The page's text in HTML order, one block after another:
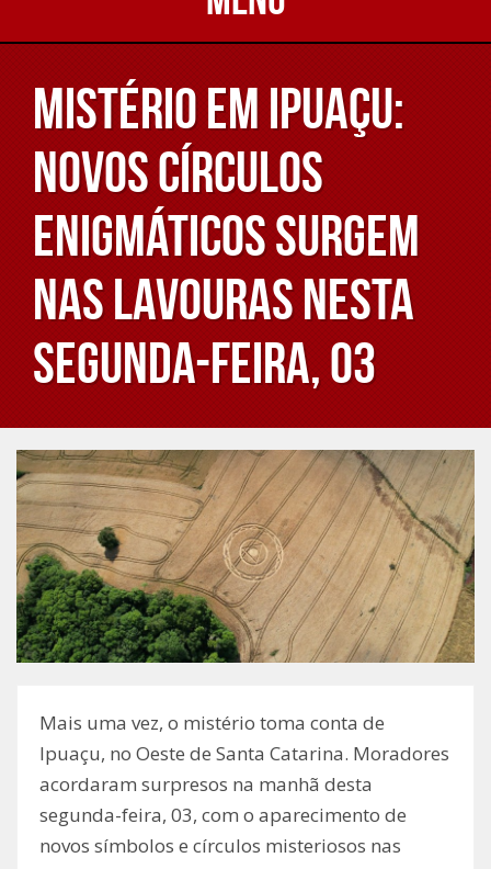
Mistério em Ipuaçu:
novos círculos
enigmáticos surgem
nas lavouras nesta
segunda-feira, 03
Mais uma vez, o mistério toma conta de
Ipuaçu, no Oeste de Santa Catarina. Moradores
acordaram surpresos na manhã desta
segunda-feira, 03, com o aparecimento de
novos símbolos e círculos misteriosos nas